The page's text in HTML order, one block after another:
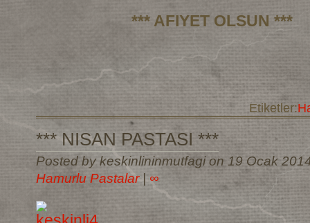
*** AFIYET OLSUN ***
Etiketler:
*** NISAN PASTASI ***
Posted by keskinlininmutfagi on 19 Ocak
Hamurlu Pastalar |∞